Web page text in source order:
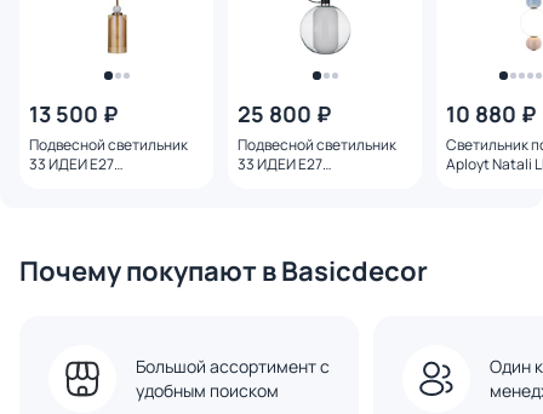
13 500 ₽
Подвесной светильник
33 ИДЕИ Е27
25 800 ₽
Подвесной светильник
33 ИДЕИ Е27
10 880 ₽
Светильник
Aployt Natali
Почему покупают в Basicdecor
Большой ассортимент с
удобным поиском
Один